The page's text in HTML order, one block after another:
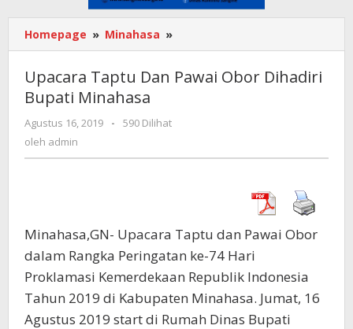
Homepage » Minahasa »
Taptu
Pawai
Upacara Taptu Dan Pawai Obor Dihadiri
Bupati Minahasa
Agustus 16, 2019
oleh
-
590 Dilihat
oleh admin
Minahasa,GN- Upacara Taptu dan Pawai Obor
dalam Rangka Peringatan ke-74 Hari
Proklamasi Kemerdekaan Republik Indonesia
Tahun 2019 di Kabupaten Minahasa. Jumat, 16
Agustus 2019 start di Rumah Dinas Bupati